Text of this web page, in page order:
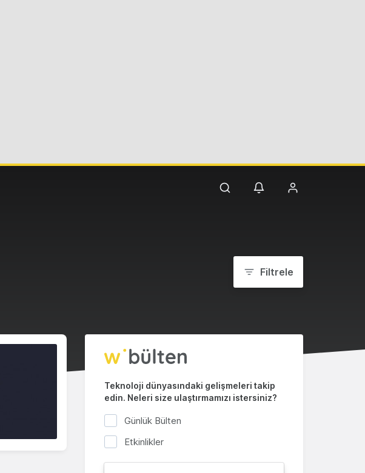
Filtrele
Teknoloji dünyasındaki gelişmeleri takip
edin. Neleri size ulaştırmamızı istersiniz?
Günlük Bülten
Etkinlikler